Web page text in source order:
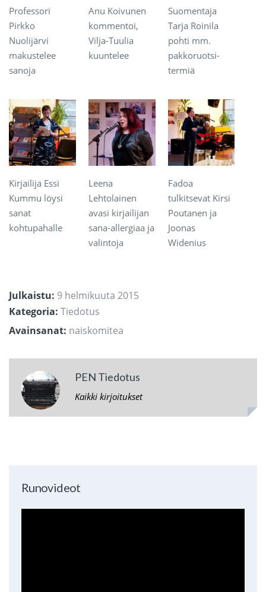
Professori
Pirkko
Nuolijärvi
makustelee
sanoja
Anu Koivunen
kommentoi,
Vilja-Tuulia
kuuntelee
Suomentaja
Tarja Roinila
pohti mm.
pakkoruotsi-
termiä
Kirjailija Essi
Kummu löysi
sanat
kohtupahalle
Leena
Lehtolainen
avasi kirjailijan
sana-allergiaa ja
valintoja
Fadoa
tulkitsevat Kirsi
Poutanen ja
Joonas
Widenius
Julkaistu: 9 helmikuuta 2015
Kategoria: Tiedotus
Avainsanat: naiskomitea
PEN Tiedotus
Kaikki kirjoitukset
Runovideot